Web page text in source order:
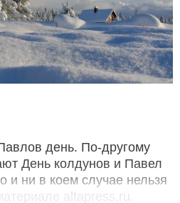
день. По-другому
День колдунов и Павел
и ни в коем случае нельзя
altapress.ru.